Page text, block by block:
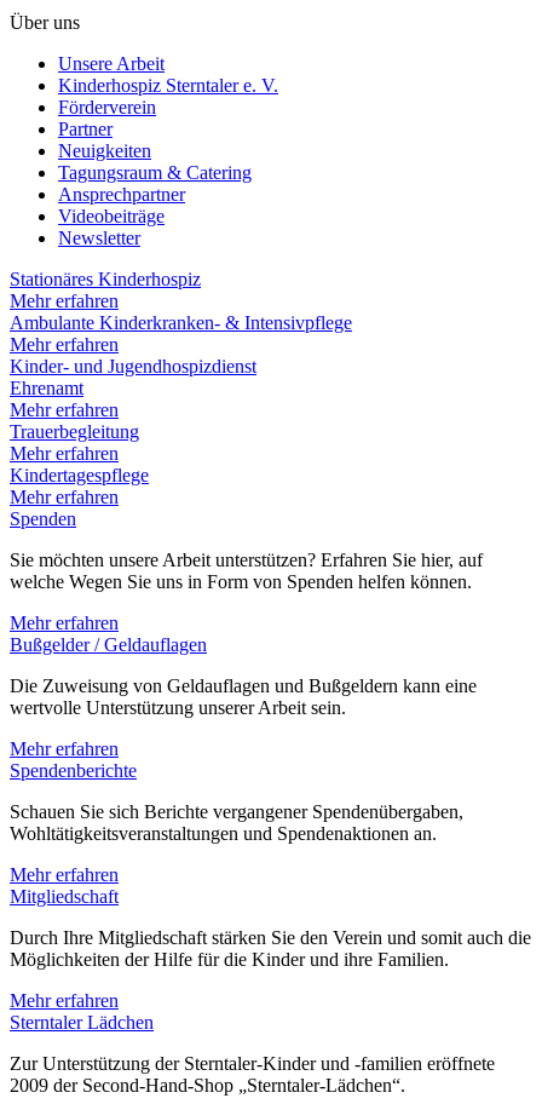
Über uns
Unsere Arbeit
Kinderhospiz Sterntaler e. V.
Förderverein
Partner
Neuigkeiten
Tagungsraum & Catering
Ansprechpartner
Videobeiträge
Newsletter
Stationäres Kinderhospiz
Mehr erfahren
Ambulante Kinderkranken- & Intensivpflege
Mehr erfahren
Kinder- und Jugendhospizdienst
Ehrenamt
Mehr erfahren
Trauerbegleitung
Mehr erfahren
Kindertagespflege
Mehr erfahren
Spenden
Sie möchten unsere Arbeit unterstützen? Erfahren Sie hier, auf
welche Wegen Sie uns in Form von Spenden helfen können.
Mehr erfahren
Bußgelder / Geldauflagen
Die Zuweisung von Geldauflagen und Bußgeldern kann eine
wertvolle Unterstützung unserer Arbeit sein.
Mehr erfahren
Spendenberichte
Schauen Sie sich Berichte vergangener Spendenübergaben,
Wohltätigkeitsveranstaltungen und Spendenaktionen an.
Mehr erfahren
Mitgliedschaft
Durch Ihre Mitgliedschaft stärken Sie den Verein und somit auch die
Möglichkeiten der Hilfe für die Kinder und ihre Familien.
Mehr erfahren
Sterntaler Lädchen
Zur Unterstützung der Sterntaler-Kinder und -familien eröffnete
2009 der Second-Hand-Shop „Sterntaler-Lädchen“.